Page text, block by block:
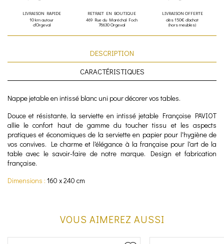
LIVRAISON RAPIDE
10 km autour
d'Orgeval
RETRAIT EN BOUTIQUE
469 Rue du Maréchal Foch
78630 Orgeval
LIVRAISON OFFERTE
dès 150€ d'achat
(hors meubles)
DESCRIPTION
CARACTÉRISTIQUES
Nappe jetable en intissé blanc uni pour décorer vos tables.
Douce et résistante, la serviette en intissé jetable Françoise PAVIOT
allie le confort haut de gamme du toucher tissu et les aspects
pratiques et économiques de la serviette en papier pour l'hygiène de
vos convives. Le charme et l'élégance à la française pour l'art de la
table avec le savoir-faire de notre marque. Design et fabrication
française.
Dimensions : 160 x 240 cm
VOUS AIMEREZ AUSSI